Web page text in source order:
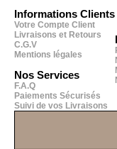
Informations Clients
Votre Compte Client
Livraisons et Retours
C.G.V
Mentions légales
Nos Services
F.A.Q
Paiements Sécurisés
Suivi de vos Livraisons